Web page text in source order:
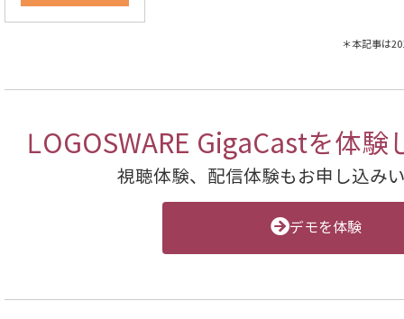
＊本記事は
LOGOSWARE GigaCastを体
視聴体験、配信体験もお申し込み
デモを体験